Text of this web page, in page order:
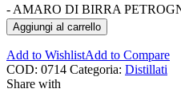
- AMARO DI BIRRA
Aggiungi al carrello
Add to WishlistAdd to Compare
COD: 0714 Categoria: Distillati
Share with